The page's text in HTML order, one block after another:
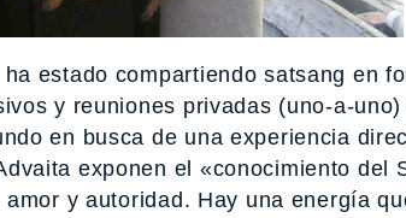
estado compartiendo satsang en
y reuniones privadas (uno-a-
en busca de una experiencia
exponen el «conocimiento del
y autoridad. Hay una energía